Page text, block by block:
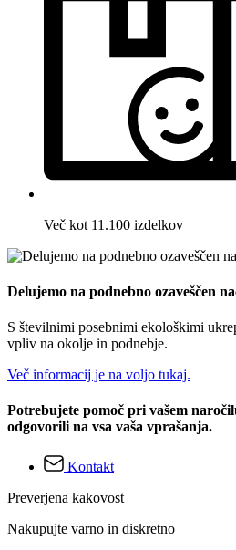
Več kot 11.100 izdelkov
Delujemo na podnebno ozaveščen
S številnimi posebnimi ekološkimi
vpliv na okolje in podnebje.
Več informacij je na voljo tukaj.
Potrebujete pomoč pri vašem
odgovorili na vsa vaša vprašanja.
Kontakt
Preverjena kakovost
Nakupujte varno in diskretno